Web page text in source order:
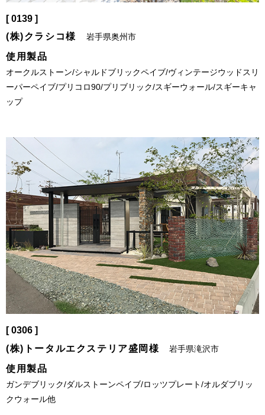
[ 0139 ]
(株)クラシコ様
岩手県奥州市
使用製品
オークルストーン/シャルドブリックペイブ/ヴィンテージウッドスリ
ーパーペイブ/プリコロ90/プリブリック/スギーウォール/スギーキャ
ップ
[ 0306 ]
(株)トータルエクステリア盛岡様
岩手県滝沢市
使用製品
ガンデブリック/ダルストーンペイブ/ロッツプレート/オルダブリッ
クウォール他